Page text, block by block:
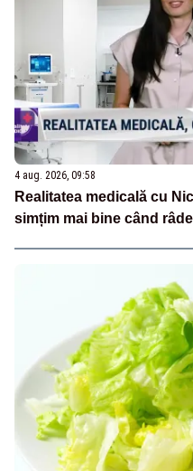
4 aug. 2026, 09:58
Realitatea medicală cu
simțim mai bine când